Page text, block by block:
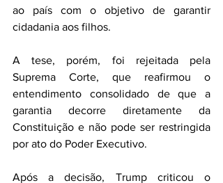
ao país com o objetivo de garantir
cidadania aos filhos.
A tese, porém, foi rejeitada pela
Suprema Corte, que reafirmou o
entendimento consolidado de que a
garantia decorre diretamente da
Constituição e não pode ser restringida
por ato do Poder Executivo.
Após a decisão, Trump criticou o